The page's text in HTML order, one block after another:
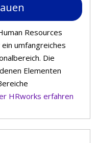
Resources
umfangreiches
Die
Elementen
HRworks erfahren